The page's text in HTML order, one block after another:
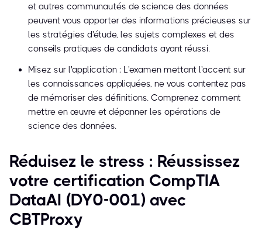
et autres communautés de science des données
peuvent vous apporter des informations précieuses sur
les stratégies d'étude, les sujets complexes et des
conseils pratiques de candidats ayant réussi.
Misez sur l'application : L'examen mettant l'accent sur
les connaissances appliquées, ne vous contentez pas
de mémoriser des définitions. Comprenez comment
mettre en œuvre et dépanner les opérations de
science des données.
Réduisez le stress : Réussissez
votre certification CompTIA
DataAI (DY0-001) avec
CBTProxy